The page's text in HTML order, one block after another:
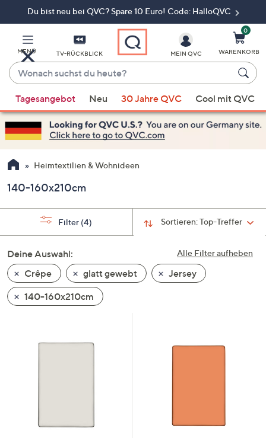
Du bist neu bei QVC? Spare 10 Euro! Code: HalloQVC
MENÜ TV-RÜCKBLICK
Wonach
suchst
du
heute?
Vorschläge
verfügbar
sind,
verwenden
Sie
Pfeiltasten
nach
und
nach
unten
oder
wischen
Sie
Geräten
MEIN QVC
0
WARENKORB
Tagesangebot Neu 30 Jahre QVC Cool mit QVC
Heimtextilien & Wohnideen
140-160x210cm
Sortieren:Top-Treffer
Filter (4)
Alle Filter aufheben
Deine Auswahl:
Crêpe
glatt gewebt
Jersey
140-160x210cm